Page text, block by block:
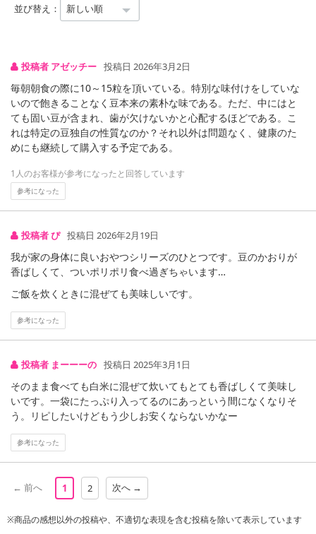
並び替え：
投稿者 アゼッチー 投稿日 2026年3月2日
毎朝朝食の際に10～15粒を頂いている。特別な味付けをしていな
いので飽きることなく豆本来の素朴な味である。ただ、中にはと
ても固い豆が含まれ、歯が欠けないかと心配するほどである。こ
れは特定の豆独自の性質なのか？それ以外は問題なく、健康のた
めにも継続して購入する予定である。
1人のお客様が参考になったと回答しています
参考になった
投稿者 ぴ 投稿日 2026年2月19日
我が家の身体に良いおやつシリーズのひとつです。豆のかおりが
香ばしくて、ついポリポリ食べ過ぎちゃいます…
ご飯を炊くときに混ぜても美味しいです。
参考になった
投稿者 まーーーの 投稿日 2025年3月1日
そのまま食べても白米に混ぜて炊いてもとても香ばしくて美味し
いです。一袋にたっぷり入ってるのにあっという間になくなりそ
う。リピしたいけどもう少しお安くならないかなー
参考になった
← 前へ 1 2 次へ →
※商品の感想以外の投稿や、不適切な表現を含む投稿を除いて表示しています